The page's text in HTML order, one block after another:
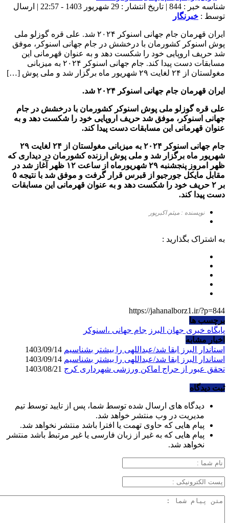
شناسه خبر : 844 | تاریخ انتشار : 29 شهریور 1403 - 22:57 | ارسال
توسط : خبرنگار
ایران قهرمان جام جهانی اسنوکر ۲۰۲۴ شد. علی قره گوزلو ملی
پوش اسنوکر کشورمان با درخشش در جام جهانی اسنوکر، موفق
شد حریف اروپایی خود را شکست دهد و به عنوان قهرمانی این
مسابقات دست پیدا کند. جام جهانی اسنوکر ۲۰۲۴ به میزبانی
مغولستان از ۲۴ لغایت ٢٩ شهریور ماه برگزار شد و ملی پوش […]
ایران قهرمان جام جهانی اسنوکر ۲۰۲۴ شد.
علی قره گوزلو ملی پوش اسنوکر کشورمان با درخشش در جام
جهانی اسنوکر، موفق شد حریف اروپایی خود را شکست دهد و به
عنوان قهرمانی این مسابقات دست پیدا کند.
جام جهانی اسنوکر ۲۰۲۴ به میزبانی مغولستان از ۲۴ لغایت ٢٩
شهریور ماه برگزار شد و ملی پوش ارزنده کشورمان در دیداری که
ظهر امروز پنجشنبه ٢٩ شهریورماه از ساعت ١٢ ظهر آغاز شد در
مقابل مایکل جورجیو از قبرس قرار گرفت و موفق شد با نتیجه ٥
بر ٢ حریف خود را شکست دهد و به عنوان قهرمانی این مسابقات
دست پیدا کند.
نویسنده : میثم اکبرپور
به اشتراک بگذارید :
https://jahanalborz1.ir/?p=844
برچسب ها
پایگاه خبری جهان البرز جام جهانی ،اسنوکر
اخبار مشابه
استاندار البرز ابقا شد/عبداللهی را بیشتر بشناسیم
استاندار البرز ابقا شد/عبداللهی را بیشتر بشناسیم
تحقق عبور از حراج اماکن ورزشی شهرداری کرج
ثبت دیدگاه
دیدگاه های ارسال شده توسط شما، پس از تایید توسط تیم
مدیریت در وب منتشر خواهد شد.
پیام هایی که حاوی تهمت یا افترا باشد منتشر نخواهد شد.
پیام هایی که به غیر از زبان فارسی یا غیر مرتبط باشد منتشر
نخواهد شد.